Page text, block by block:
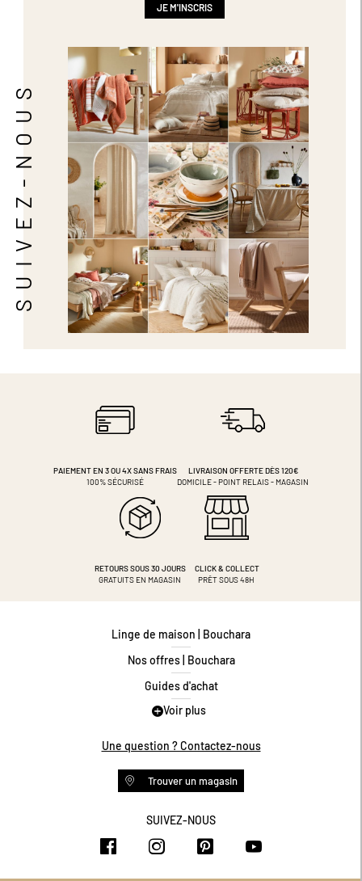
SUIVEZ-NOUS
JE M'INSCRIS
PAIEMENT EN 3 OU 4XSANS FRAIS
100% SÉCURISÉ
LIVRAISON OFFERTE DÈS 120€
DOMICILE - POINT RELAIS - MAGASIN
RETOURS SOUS 30 JOURS
GRATUITS EN MAGASIN
CLICK & COLLECT
PRÊT SOUS 48H
Linge de maison | Bouchara
Nos offres | Bouchara
Guides d'achat
Guide des tailles
Programme de fidélité
Conditions des offres
Livraison et retours
Voir plus
Une question ? Contactez-nous
Trouver un magasin
SUIVEZ-NOUS
https://www.facebook.com/
https://https://